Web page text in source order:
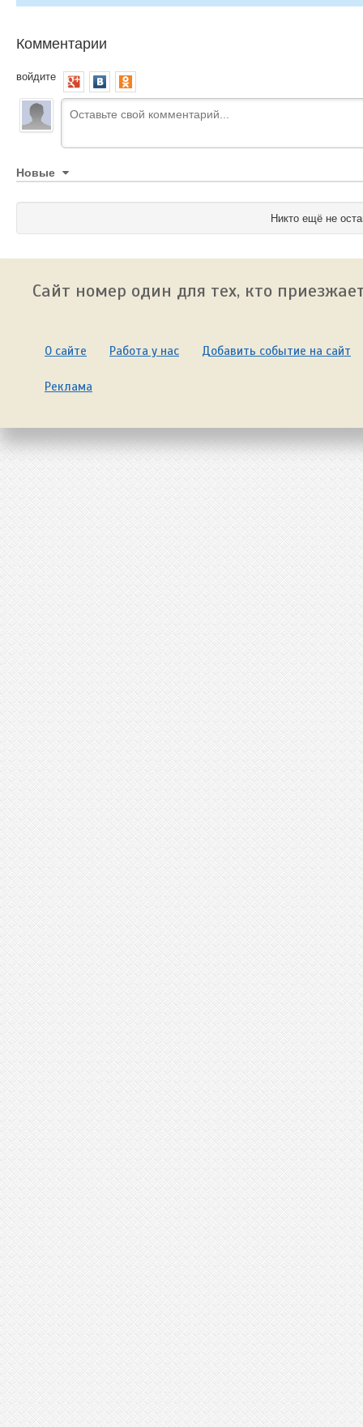
Комментарии
войдите
Новые
Никто ещё не
Сайт номер один для тех, кто
О сайте Работа у нас Добавить событие на сайт
Реклама